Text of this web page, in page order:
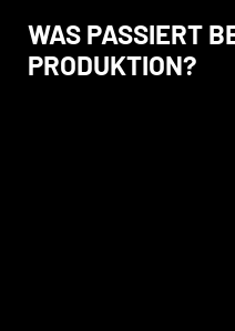
WAS PASSIERT
PRODUKTION?